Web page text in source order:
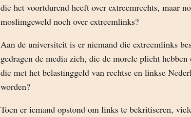
die het voortdurend heeft over extreemrechts, maar
moslimgeweld noch over extreemlinks?
Aan de universiteit is er niemand die extreemlinks
gedragen de media zich, die de morele plicht
die met het belastinggeld van rechtse en linkse
worden?
Toen er iemand opstond om links te bekritiseren,